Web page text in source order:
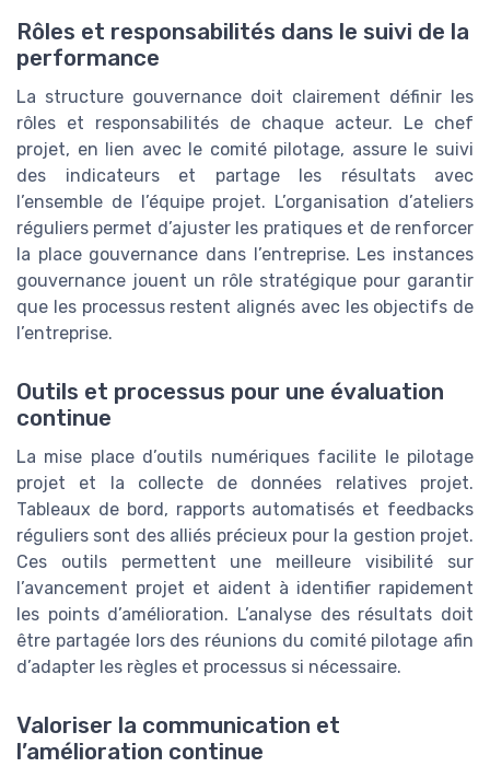
Rôles et responsabilités dans le suivi de la
performance
La structure gouvernance doit clairement définir les
rôles et responsabilités de chaque acteur. Le chef
projet, en lien avec le comité pilotage, assure le suivi
des indicateurs et partage les résultats avec
l’ensemble de l’équipe projet. L’organisation d’ateliers
réguliers permet d’ajuster les pratiques et de renforcer
la place gouvernance dans l’entreprise. Les instances
gouvernance jouent un rôle stratégique pour garantir
que les processus restent alignés avec les objectifs de
l’entreprise.
Outils et processus pour une évaluation
continue
La mise place d’outils numériques facilite le pilotage
projet et la collecte de données relatives projet.
Tableaux de bord, rapports automatisés et feedbacks
réguliers sont des alliés précieux pour la gestion projet.
Ces outils permettent une meilleure visibilité sur
l’avancement projet et aident à identifier rapidement
les points d’amélioration. L’analyse des résultats doit
être partagée lors des réunions du comité pilotage afin
d’adapter les règles et processus si nécessaire.
Valoriser la communication et
l’amélioration continue